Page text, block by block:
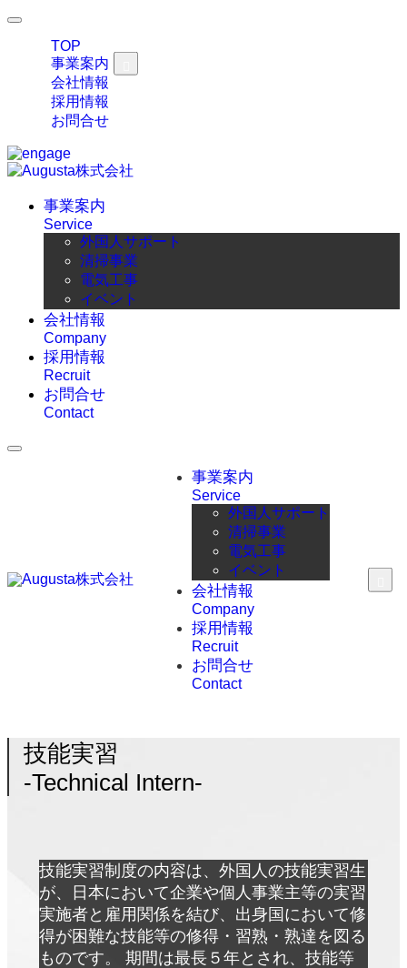
TOP
事業案内
会社情報
採用情報
お問合せ
事業案内
Service
外国人サポート
清掃事業
電気工事
イベント
会社情報
Company
採用情報
Recruit
お問合せ
Contact
事業案内
Service
外国人サポート
清掃事業
電気工事
イベント
会社情報
Company
採用情報
Recruit
お問合せ
Contact
技能実習
-Technical Intern-
技能実習制度の内容は、外国人の技能実習生
が、日本において企業や個人事業主等の実習
実施者と雇用関係を結び、出身国において修
得が困難な技能等の修得・習熟・熟達を図る
ものです。 期間は最長５年とされ、技能等